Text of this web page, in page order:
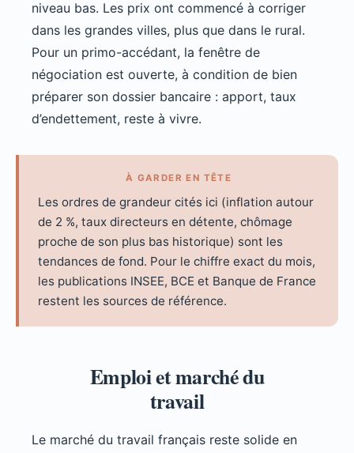
niveau bas. Les prix ont commencé à corriger
dans les grandes villes, plus que dans le rural.
Pour un primo-accédant, la fenêtre de
négociation est ouverte, à condition de bien
préparer son dossier bancaire : apport, taux
d’endettement, reste à vivre.
À GARDER EN TÊTE
Les ordres de grandeur cités ici (inflation autour
de 2 %, taux directeurs en détente, chômage
proche de son plus bas historique) sont les
tendances de fond. Pour le chiffre exact du mois,
les publications INSEE, BCE et Banque de France
restent les sources de référence.
Emploi et marché du
travail
Le marché du travail français reste solide en